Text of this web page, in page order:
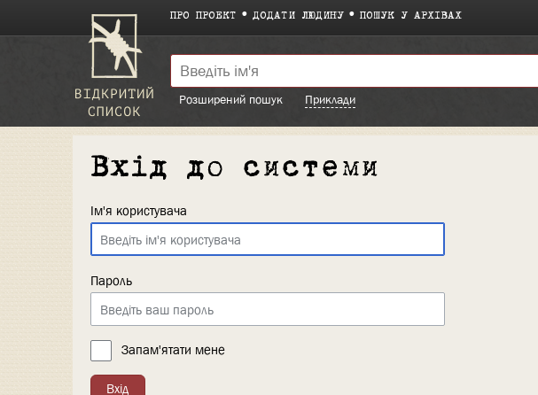
ПРО ПРОЕКТ ДОДАТИ ЛЮДИНУ ПОШУК У АРХІВАХ
Розширений пошук
Приклади
Вхід до системи
Ім'я користувача
Пароль
Запам'ятати мене
Вхід